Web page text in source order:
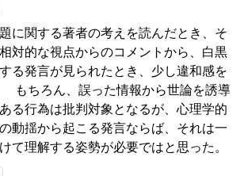
に関する著者の考えを読んだとき、そ
対的な視点からのコメントから、白黒
る発言が見られたとき、少し違和感を
もちろん、誤った情報から世論を誘導
る行為は批判対象となるが、心理学的
動揺から起こる発言ならば、それは一
て理解する姿勢が必要ではと思った。